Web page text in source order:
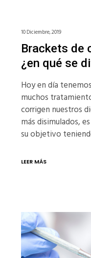
10 Diciembre, 2019
Brackets de
¿en qué se
Hoy en día
muchos
corrigen nuestros
más disimulados,
su objetivo
LEER MÁS